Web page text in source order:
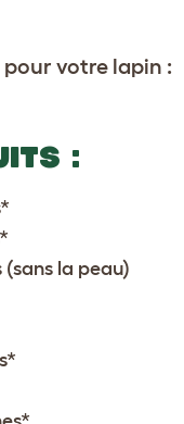
votre lapin :
:
(sans la peau)